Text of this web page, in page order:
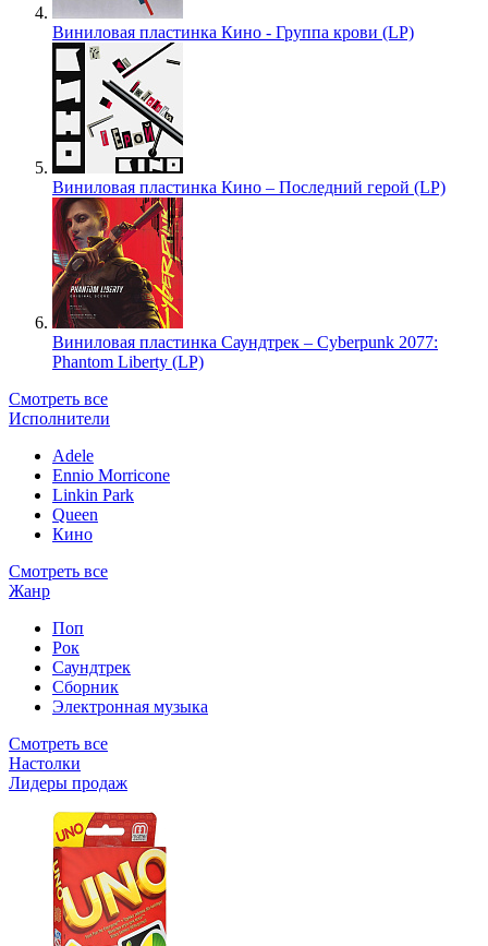
Виниловая пластинка Кино - Группа крови (LP)
Виниловая пластинка Кино – Последний герой (LP)
Виниловая пластинка Саундтрек – Cyberpunk 2077:
Phantom Liberty (LP)
Смотреть все
Исполнители
Adele
Ennio Morricone
Linkin Park
Queen
Кино
Смотреть все
Жанр
Поп
Рок
Саундтрек
Сборник
Электронная музыка
Смотреть все
Настолки
Лидеры продаж